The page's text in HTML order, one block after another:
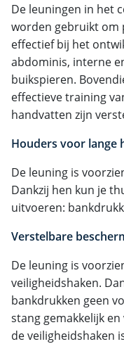
De leuningen in het
worden gebruikt om
effectief bij het
abdominis, interne
buikspieren.
effectieve training
handvatten zijn
Houders voor lange
De leuning is
Dankzij hen kun je
uitvoeren:
Verstelbare
De leuning is
veiligheidshaken.
bankdrukken geen
stang gemakkelijk
de veiligheidshaken